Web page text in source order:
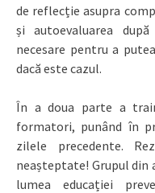
de reflecție asupra
și autoevaluarea
necesare pentru a
dacă este cazul.
În a doua parte a
formatori, punând în
zilele precedente.
neașteptate! Grupul
lumea educației